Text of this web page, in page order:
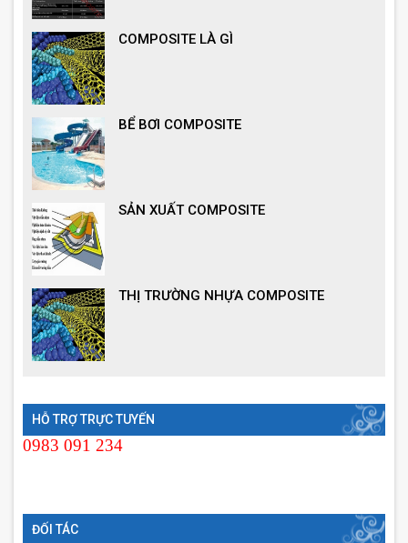
COMPOSITE LÀ GÌ
BỂ BƠI COMPOSITE
SẢN XUẤT COMPOSITE
THỊ TRƯỜNG NHỰA COMPOSITE
HỖ TRỢ TRỰC TUYẾN
0983 091 234
ĐỐI TÁC